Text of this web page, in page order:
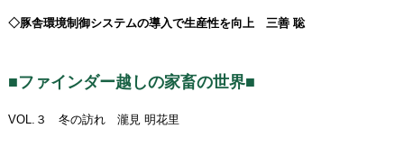
◇豚舎環境制御システムの導入で生産性を向上 三善 聡
■ファインダー越しの家畜の世界■
VOL.３ 冬の訪れ 瀧見 明花里